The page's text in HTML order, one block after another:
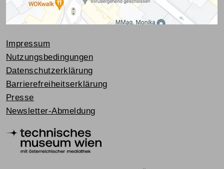
Impressum
Nutzungsbedingungen
Datenschutzerklärung
Barrierefreiheitserklärung
Presse
Newsletter-Abmeldung